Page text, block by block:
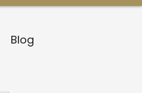
Blog